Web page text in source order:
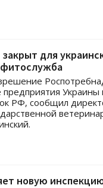
для
РФ, сообщил
новую